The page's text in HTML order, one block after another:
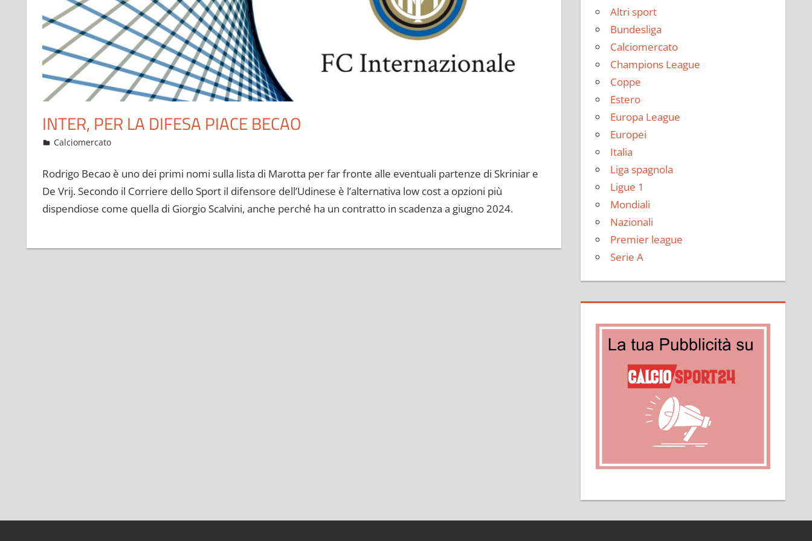
INTER, PER LA DIFESA PIACE BECAO
Gennaio 1, 2023
admin
Calciomercato
Rodrigo Becao è uno dei primi nomi sulla lista di Marotta per far fronte alle eventuali partenze di Skriniar e
De Vrij. Secondo il Corriere dello Sport il difensore dell’Udinese è l’alternativa low cost a opzioni più
dispendiose come quella di Giorgio Scalvini, anche perché ha un contratto in scadenza a giugno 2024.
Altri sport
Bundesliga
Calciomercato
Champions League
Coppe
Estero
Europa League
Europei
Italia
Liga spagnola
Ligue 1
Mondiali
Nazionali
Premier league
Serie A